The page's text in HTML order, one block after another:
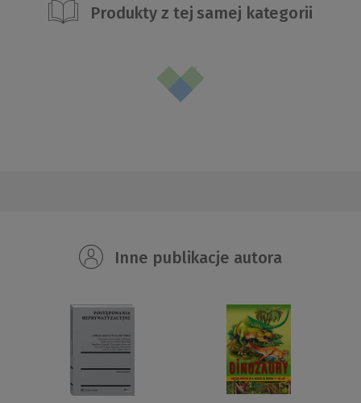
Produkty z tej samej kategorii
Inne publikacje autora